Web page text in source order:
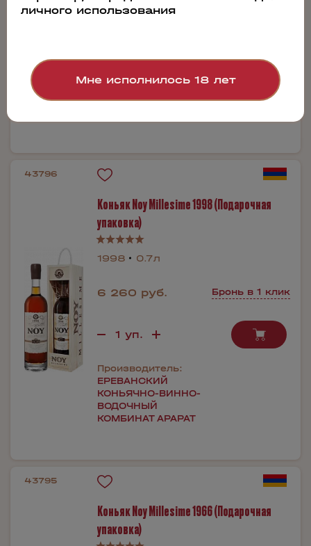
Производитель:
43796
Коньяк Noy Millesime 1998 (Подарочная
упаковка)
1998 0.7л
6 260 руб. Бронь в 1 клик
Производитель:
ЕРЕВАНСКИЙ
КОНЬЯЧНО-ВИННО-
ВОДОЧНЫЙ
КОМБИНАТ АРАРАТ
43795
Коньяк Noy Millesime 1966 (Подарочная
упаковка)
личного использования
Мне исполнилось 18 лет